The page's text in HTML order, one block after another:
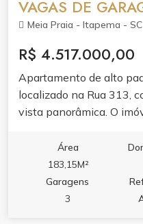
VAGAS DE
Meia Praia - Itapema - SC
R$ 4.517.000,00
Apartamento de alto
localizado na Rua 313,
vista panorâmica. O
269,5m² de área total.
amplo com acabamento
churrasqueira e vista
conforto. Acabamento
Área
183,15M²
Garagens
3